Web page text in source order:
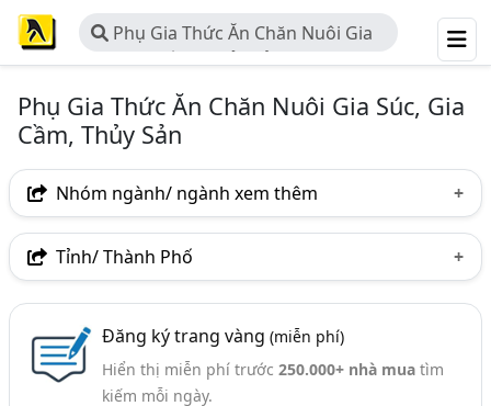
Phụ Gia Thức Ăn Chăn Nuôi Gia
Súc, Gia Cầm, Thủy Sản
Phụ Gia Thức Ăn Chăn Nuôi Gia Súc, Gia
Cầm, Thủy Sản
Nhóm ngành/ ngành xem thêm
Ngành nghề
Ngành xem thêm
Thức Ăn Chăn Nuôi, Thức Ăn Gia Súc, Thức Ăn Gia Cầm
Tỉnh/ Thành Phố
Bình Dương
Phú Thọ
TP. Cần Thơ
Bắc Giang
Bình Định
Đăng ký trang vàng (miễn phí)
Hiển thị miễn phí trước 250.000+ nhà muatìm
kiếm mỗi ngày.